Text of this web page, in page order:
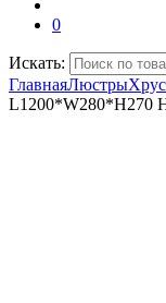
0
Искать:
ГлавнаяЛюстры
L1200*W280*H270